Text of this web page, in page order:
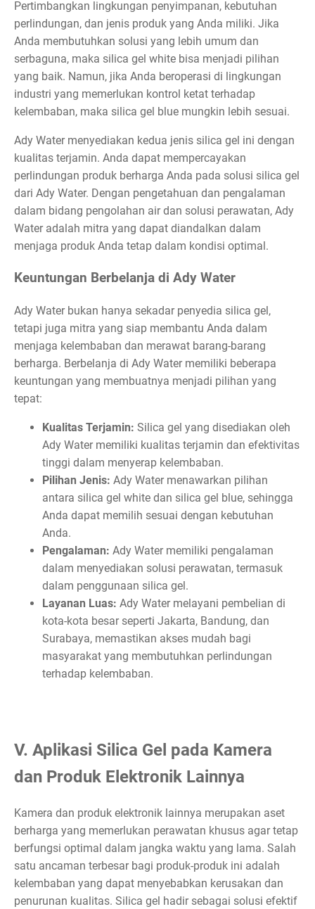
Pertimbangkan lingkungan penyimpanan, kebutuhan
perlindungan, dan jenis produk yang Anda miliki. Jika
Anda membutuhkan solusi yang lebih umum dan
serbaguna, maka silica gel white bisa menjadi pilihan
yang baik. Namun, jika Anda beroperasi di lingkungan
industri yang memerlukan kontrol ketat terhadap
kelembaban, maka silica gel blue mungkin lebih sesuai.
Ady Water menyediakan kedua jenis silica gel ini dengan
kualitas terjamin. Anda dapat mempercayakan
perlindungan produk berharga Anda pada solusi silica gel
dari Ady Water. Dengan pengetahuan dan pengalaman
dalam bidang pengolahan air dan solusi perawatan, Ady
Water adalah mitra yang dapat diandalkan dalam
menjaga produk Anda tetap dalam kondisi optimal.
Keuntungan Berbelanja di Ady Water
Ady Water bukan hanya sekadar penyedia silica gel,
tetapi juga mitra yang siap membantu Anda dalam
menjaga kelembaban dan merawat barang-barang
berharga. Berbelanja di Ady Water memiliki beberapa
keuntungan yang membuatnya menjadi pilihan yang
tepat:
Kualitas Terjamin: Silica gel yang disediakan oleh
Ady Water memiliki kualitas terjamin dan efektivitas
tinggi dalam menyerap kelembaban.
Pilihan Jenis: Ady Water menawarkan pilihan
antara silica gel white dan silica gel blue, sehingga
Anda dapat memilih sesuai dengan kebutuhan
Anda.
Pengalaman: Ady Water memiliki pengalaman
dalam menyediakan solusi perawatan, termasuk
dalam penggunaan silica gel.
Layanan Luas: Ady Water melayani pembelian di
kota-kota besar seperti Jakarta, Bandung, dan
Surabaya, memastikan akses mudah bagi
masyarakat yang membutuhkan perlindungan
terhadap kelembaban.
V. Aplikasi Silica Gel pada Kamera
dan Produk Elektronik Lainnya
Kamera dan produk elektronik lainnya merupakan aset
berharga yang memerlukan perawatan khusus agar tetap
berfungsi optimal dalam jangka waktu yang lama. Salah
satu ancaman terbesar bagi produk-produk ini adalah
kelembaban yang dapat menyebabkan kerusakan dan
penurunan kualitas. Silica gel hadir sebagai solusi efektif